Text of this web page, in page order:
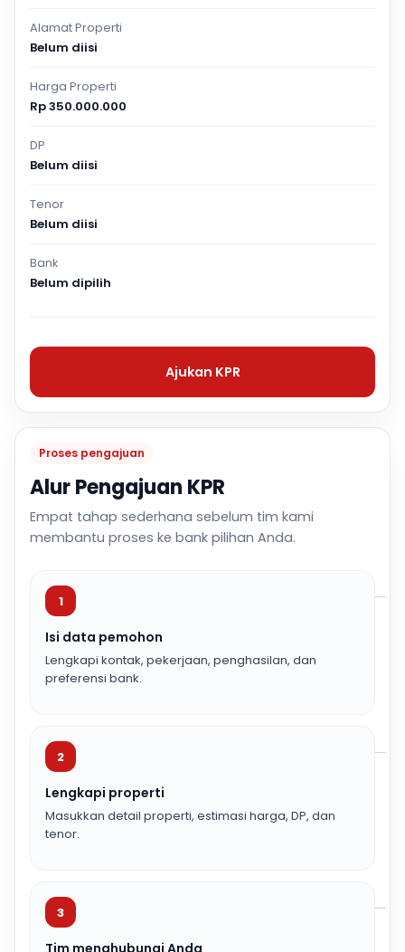
Proses pengajuan
Alur Pengajuan KPR
Empat tahap sederhana sebelum tim kami
membantu proses ke bank pilihan Anda.
1
Isi data pemohon
Lengkapi kontak, pekerjaan, penghasilan, dan
preferensi bank.
2
Lengkapi properti
Masukkan detail properti, estimasi harga, DP, dan
tenor.
3
Tim menghubungi Anda
Alamat Properti
Belum diisi
Harga Properti
Rp 350.000.000
DP
Belum diisi
Tenor
Belum diisi
Bank
Belum dipilih
Ajukan KPR